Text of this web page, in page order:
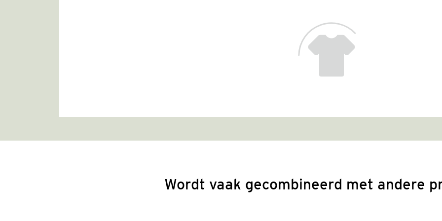
Wordt vaak gecombineerd met andere